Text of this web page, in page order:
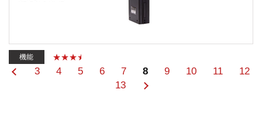
機能
3 4 5 6 7 8 9 10 11
12
13